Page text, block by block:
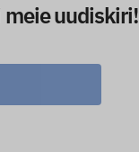
meie uudiskiri!